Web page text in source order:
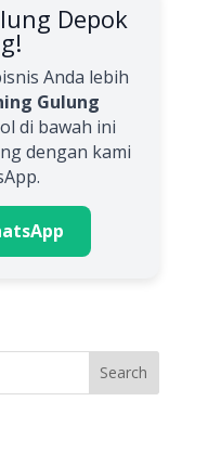
Depok
Anda lebih
Gulung
di bawah ini
dengan kami
Search